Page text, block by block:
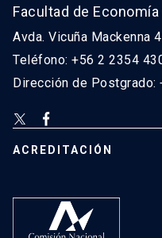
Facultad de
Avda. Vicuña Mackenna
Teléfono: +56 2 2354
Dirección de Postgrado:
ACREDITACIÓN